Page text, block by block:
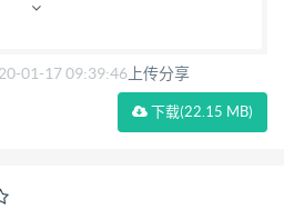
过 CGD 认证或者 FCC 认证
理 CPU：采用高速性能工业
死机”、“宕机”等疑难问
01-17 09:39:46 上传分享
下载(22.15 MB)